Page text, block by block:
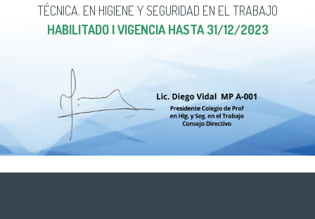
TÉCNICA. EN HIGIENE Y SEGURIDAD EN EL TRABAJO
HABILITADO | VIGENCIA HASTA 31/12/2023